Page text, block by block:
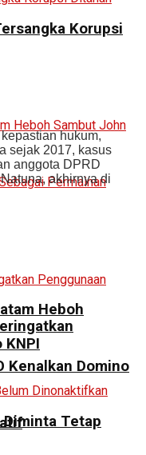
Heboh
Kenalkan Domino
Korupsi
hukum,
sejak 2017, kasus
anggota DPRD
akhirnya di
KNPI
Diminta Tetap